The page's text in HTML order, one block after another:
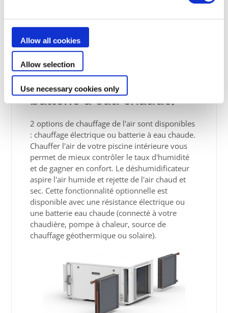
Allow all cookies
Allow selection
Use necessary cookies only
2 Options de chauffage
de l'air (électrique ou
batterie à eau chaude)
2 options de chauffage de l'air sont disponibles
: chauffage électrique ou batterie à eau chaude.
Chauffer l'air de votre piscine intérieure vous
permet de mieux contrôler le taux d'humidité
et de gagner en confort. Le déshumidificateur
aspire l'air humide et rejette de l'air chaud et
sec. Cette fonctionnalité optionnelle est
disponible avec une résistance électrique ou
une batterie eau chaude (connecté à votre
chaudière, pompe à chaleur, source de
chauffage géothermique ou solaire).